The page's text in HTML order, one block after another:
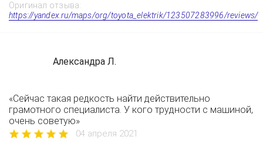
Оригинал отзыва:
https://yandex.ru/maps/org/toyota_elektrik/123507283996/reviews/
Александра Л.
«Сейчас такая редкость найти действительно
грамотного специалиста. У кого трудности с машиной,
очень советую»
04 апреля 2021